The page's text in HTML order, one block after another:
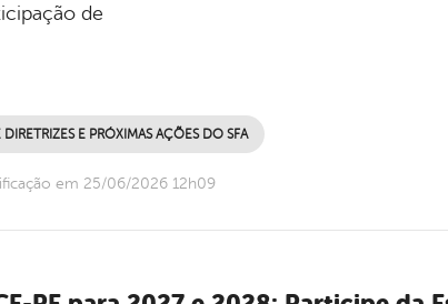
de
E PRÓXIMAS AÇÕES DO SFA
em 25/06/2026 12h09